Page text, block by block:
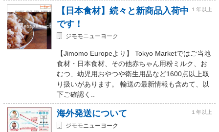
【日本食材】続々と新商品入荷中
です！
１年以上
ジモモニューヨーク
【Jimomo Europeより】 Tokyo Marketではご当地
食材・日本食材、その他赤ちゃん用粉ミルク、お
むつ、幼児用おやつや衛生用品など1600点以上取
り扱いがあります。 輸送の最新情報も含めて、以
下ご確認く..
海外発送について １年以上
ジモモニューヨーク